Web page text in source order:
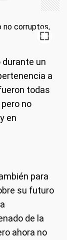
durante un
a
todas
no
en
para
su futuro
de la
ahora no